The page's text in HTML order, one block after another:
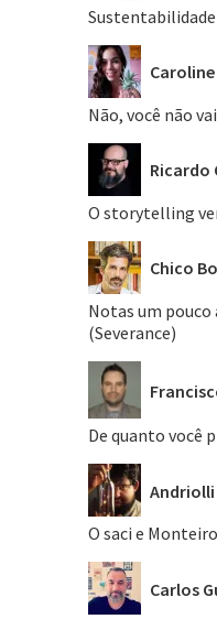
Caroline
Não, você não
Ricardo
O storytelling
Chico
Notas um
(Severance)
De quanto você
Andriolli
O saci e
Carlos